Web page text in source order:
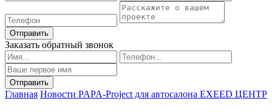
Отправить
Заказать обратный звонок
Главная Новости PAPA-Project для автосалона EXEED ЦЕНТР